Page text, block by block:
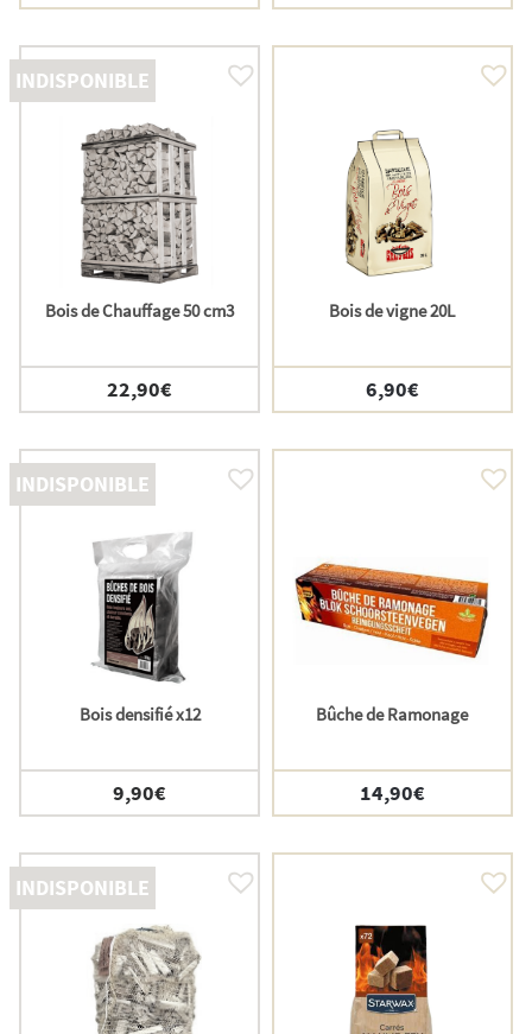
INDISPONIBLE
Bois de Chauffage 50 cm3
22,90€
Bois de vigne 20L
6,90€
INDISPONIBLE
Bois densifié x12
9,90€
Bûche de Ramonage
14,90€
INDISPONIBLE